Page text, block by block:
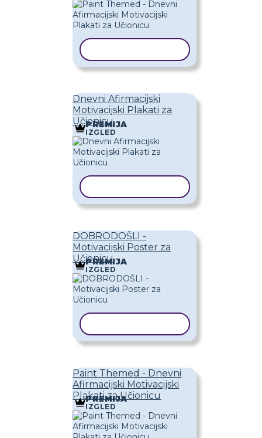
Dnevni Afirmacijski
Motivacijski Plakati za
Učionicu
PREMIJA
IZGLED
DOBRODOŠLI -
Motivacijski Poster za
Učionicu
PREMIJA
IZGLED
Paint Themed - Dnevni
Afirmacijski Motivacijski
Plakati za Učionicu
PREMIJA
IZGLED